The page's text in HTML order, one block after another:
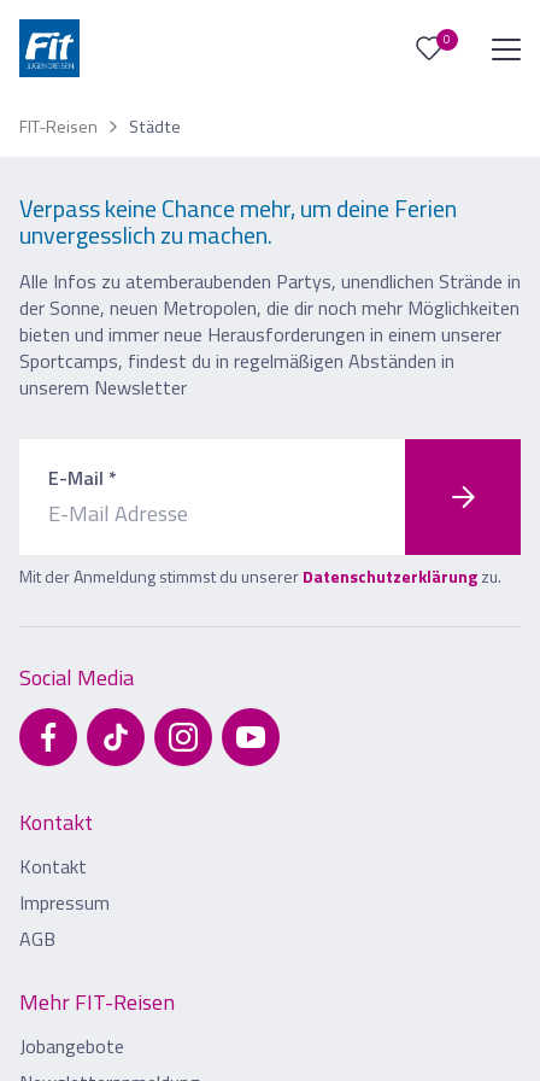
0
FIT-Reisen Städte
Verpass keine Chance mehr, um deine Ferien
unvergesslich zu machen.
Alle Infos zu atemberaubenden Partys, unendlichen Strände in
der Sonne, neuen Metropolen, die dir noch mehr Möglichkeiten
bieten und immer neue Herausforderungen in einem unserer
Sportcamps, findest du in regelmäßigen Abständen in
unserem Newsletter
E-Mail *
Mit der Anmeldung stimmst du unsererDatenschutzerklärungzu.
Social Media
Kontakt
Kontakt
Impressum
AGB
Mehr FIT-Reisen
Jobangebote